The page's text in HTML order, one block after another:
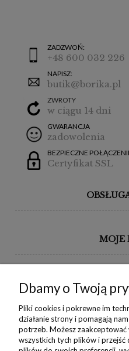
ZADZWOŃ:
+48 600 032 226
NAPISZ:
butik@borika.pl
ZWROTY
w ciągu 14 dni
GWARANCJA
zadowolenia
BEZPIECZNE
Certyfikat SSL
MOJE
Dbamy o Twoją
Pliki cookies i pokrewne im
działanie strony i pomagają
potrzeb. Możesz
wszystkich tych plików i